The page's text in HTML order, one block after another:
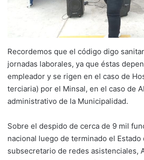
Recordemos que el código digo
jornadas laborales, ya que éstas
empleador y se rigen en el caso de
terciaria) por el Minsal, en el caso de
administrativo de la Municipalidad.
Sobre el despido de cerca de 9 mil
nacional luego de terminado el Estado
subsecretario de redes asistenciales,